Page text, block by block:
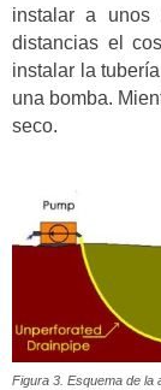
instalar a unos
distancias el
instalar la
una bomba.
seco.
Figura 3. Esquema de la